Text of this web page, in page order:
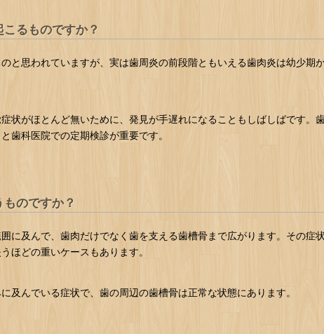
るものですか？
と思われていますが、実は歯周炎の前段階ともいえる歯肉炎は幼少期
状がほとんど無いために、発見が手遅れになることもしばしばです。
歯科医院での定期検診が重要です。
のですか？
に及んで、歯肉だけでなく歯を支える歯槽骨まで広がります。その症
ほどの重いケースもあります。
及んでいる症状で、歯の周辺の歯槽骨は正常な状態にあります。